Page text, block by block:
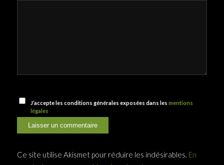
J’accepte les conditions générales exposées dans lesmentions
légales
Ce site utilise Akismet pour réduire les indésirables. En